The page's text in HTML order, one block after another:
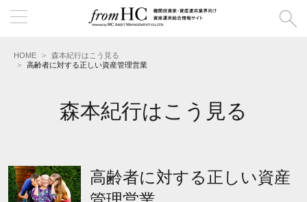
HOME
森本紀行はこう見る
高齢者に対する正しい資産管理営業
森本紀行はこう見る
高齢者に対する正しい資産